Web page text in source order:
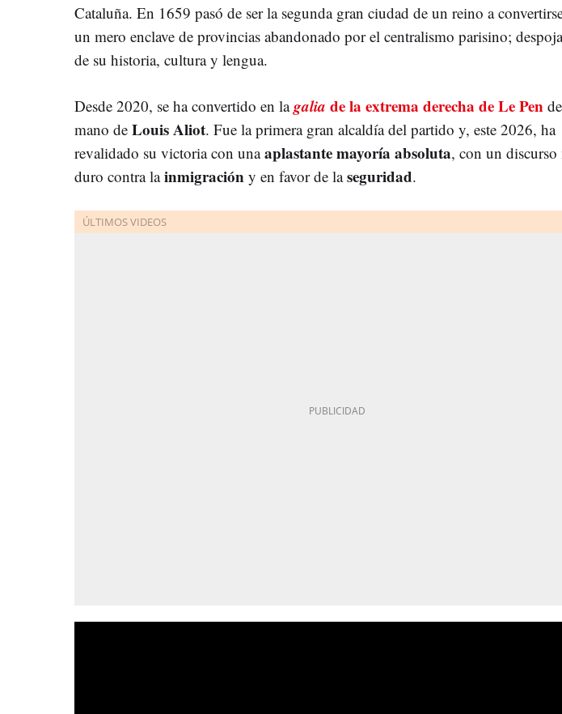
Cataluña. En 1659 pasó de ser la segunda gran ciudad de un reino a
un mero enclave de provincias abandonado por el centralismo parisino;
de su historia, cultura y lengua.
Desde 2020, se ha convertido en lagalia de la extrema derecha de Le Pen
mano de Louis Aliot. Fue la primera gran alcaldía del partido y, este 2026, ha
revalidado su victoria con unaaplastante mayoría absoluta, con un
duro contra lainmigración y en favor de laseguridad.